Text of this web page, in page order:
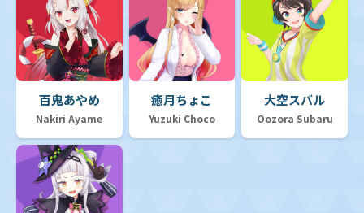
百鬼あやめ
Nakiri Ayame
癒月ちょこ
Yuzuki Choco
大空スバル
Oozora Subaru